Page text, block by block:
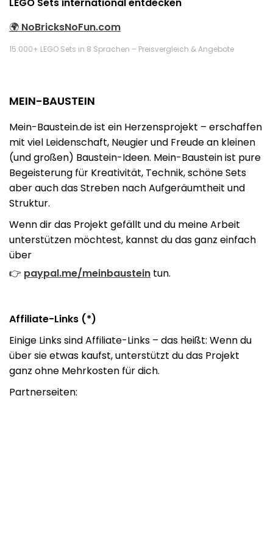
🌍 NoBricksNoFun.com
15.000+ LEGO Sets in 8 Sprachen – Preisvergleich & Angebote
MEIN-BAUSTEIN
Mein-Baustein.de ist ein Herzensprojekt – erschaffen
mit viel Leidenschaft, Neugier und Freude an kleinen
(und großen) Baustein-Ideen. Mein-Baustein ist pure
Begeisterung für Kreativität, Technik, schöne Sets
aber auch das Streben nach Aufgeräumtheit und
Struktur.
Wenn dir das Projekt gefällt und du meine Arbeit
unterstützen möchtest, kannst du das ganz einfach
über
👉 paypal.me/meinbaustein tun.
Affiliate-Links (*)
Einige Links sind Affiliate-Links – das heißt: Wenn du
über sie etwas kaufst, unterstützt du das Projekt
ganz ohne Mehrkosten für dich.
Partnerseiten: